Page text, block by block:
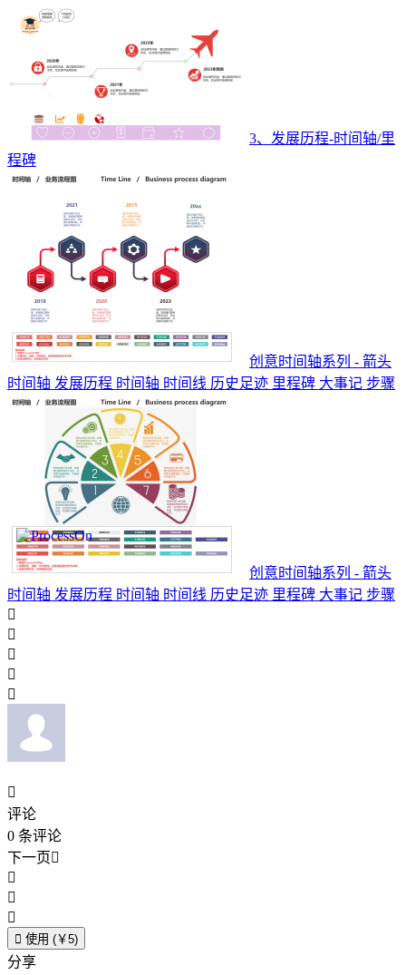
3、发展历程-时间轴/里
程碑
创意时间轴系列 - 箭头
时间轴 发展历程 时间轴 时间线 历史足迹 里程碑 大事记 步骤
创意时间轴系列 - 箭头
时间轴 发展历程 时间轴 时间线 历史足迹 里程碑 大事记 步骤






评论
0 条评论
下一页



 使用 (￥5)
分享